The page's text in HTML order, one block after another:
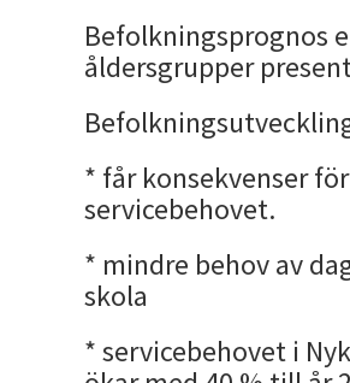
Befolkningsprognos
åldersgrupper
* får konsekvenser för
servicebehovet.
* mindre behov av
skola
* servicebehovet i